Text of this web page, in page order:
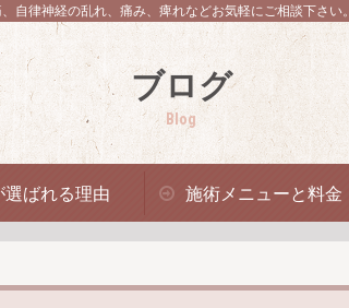
自律神経の乱れ、痛み、痺れなどお気軽にご相談下さい。
ブログ
Blog
選ばれる理由 施術メニューと料金